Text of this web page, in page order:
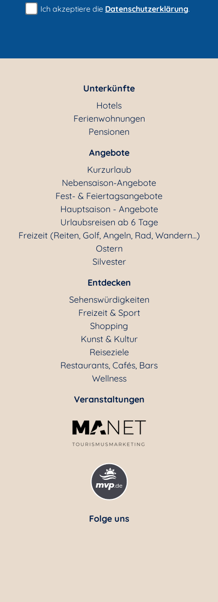
Schullandheime
Sporthotels
Urlaub auf dem Lande
Wellnesshotels
Zimmervermittlungen
sonstiges
Ich akzeptiere die Datenschutzerklärung.
Unterkünfte
Hotels
Ferienwohnungen
Pensionen
Angebote
Kurzurlaub
Nebensaison-Angebote
Fest- & Feiertagsangebote
Hauptsaison - Angebote
Urlaubsreisen ab 6 Tage
Freizeit (Reiten, Golf, Angeln, Rad, Wandern...)
Ostern
Silvester
Entdecken
Sehenswürdigkeiten
Freizeit & Sport
Shopping
Kunst & Kultur
Reiseziele
Restaurants, Cafés, Bars
Wellness
Veranstaltungen
Folge uns